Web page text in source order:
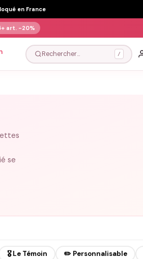
en France
art. -20%
Rechercher… /
se
🎖️ Le Témoin ✏️ Personnalisable